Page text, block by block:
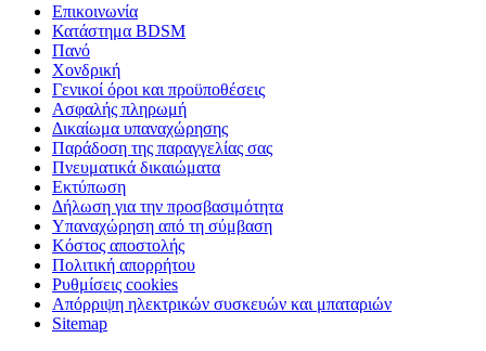
Επικοινωνία
Κατάστημα BDSM
Πανό
Χονδρική
Γενικοί όροι και προϋποθέσεις
Ασφαλής πληρωμή
Δικαίωμα υπαναχώρησης
Παράδοση της παραγγελίας σας
Πνευματικά δικαιώματα
Εκτύπωση
Δήλωση για την προσβασιμότητα
Υπαναχώρηση από τη σύμβαση
Κόστος αποστολής
Πολιτική απορρήτου
Ρυθμίσεις cookies
Απόρριψη ηλεκτρικών συσκευών και μπαταριών
Sitemap